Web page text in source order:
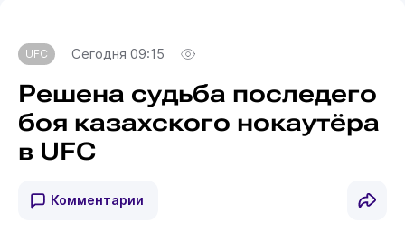
UFC Сегодня 09:15
Решена судьба последего
боя казахского нокаутёра
в UFC
Комментарии